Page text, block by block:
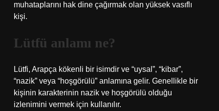
muhataplarını hak dine çağırmak olan yüksek vasıflı
kişi.
Lütfü anlamı ne?
Lütfi, Arapça kökenli bir isimdir ve “uysal”, “kibar”,
“nazik” veya “hoşgörülü” anlamına gelir. Genellikle bir
kişinin karakterinin nazik ve hoşgörülü olduğu
izlenimini vermek için kullanılır.